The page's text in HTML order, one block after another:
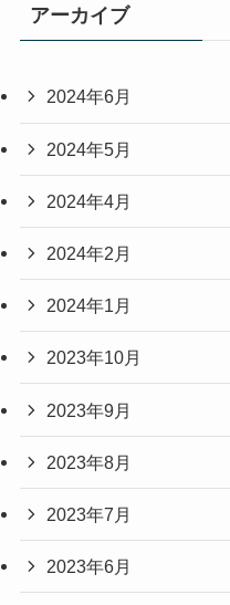
アーカイブ
2024年6月
2024年5月
2024年4月
2024年2月
2024年1月
2023年10月
2023年9月
2023年8月
2023年7月
2023年6月